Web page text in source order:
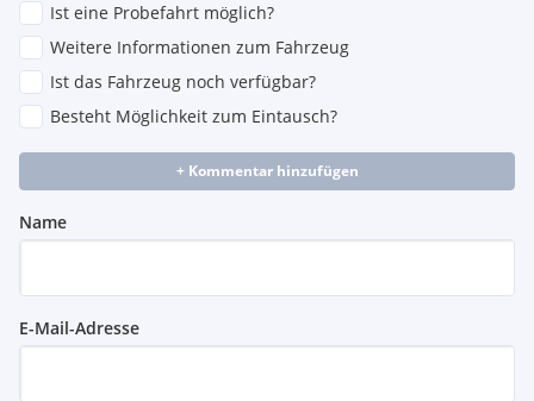
Ist eine Probefahrt möglich?
Weitere Informationen zum Fahrzeug
Ist das Fahrzeug noch verfügbar?
Besteht Möglichkeit zum Eintausch?
+ Kommentar hinzufügen
Name
E-Mail-Adresse